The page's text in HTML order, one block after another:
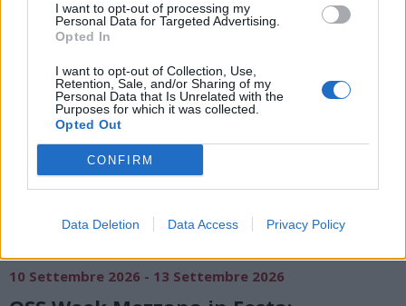
I want to opt-out of processing my
Personal Data for Targeted Advertising.
Opted In
I want to opt-out of Collection, Use,
Retention, Sale, and/or Sharing of my
Personal Data that Is Unrelated with the
Purposes for which it was collected.
Opted Out
CONFIRM
Data Deletion Data Access Privacy Policy
10 Settembre 2026 - 13 Settembre 2026